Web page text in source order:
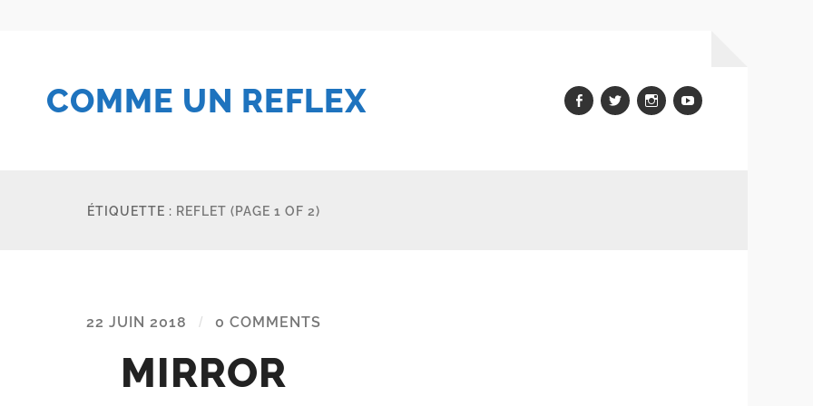
COMME UN REFLEX Facebook
TwitterInstagram
youtube
ÉTIQUETTE : REFLET (PAGE 1 OF 2)
22 JUIN 2018 / 0 COMMENTS
MIRROR